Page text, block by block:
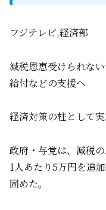
フジテレビ,経済部
減税恩恵受けられな
給付などの支援へ
経済対策の柱として
政府・与党は、減税
1人あたり5万円を追
固めた。